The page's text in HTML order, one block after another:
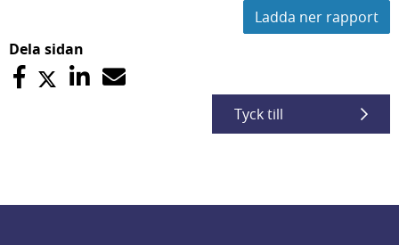
Ladda ner rapport
Dela sidan
Tyck till